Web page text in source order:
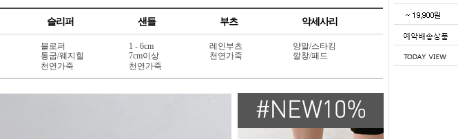
1 코코썸 슬리퍼 4cm (715V11)
뮤이즈 히든굽 슬리퍼 4cm (702V13)
소프라 속굽 슬리퍼 4cm (417V9)
[OMPHALOS] 미농 히든굽 슬리퍼 4cm (731V8)
슬리퍼 샌들 부츠 악세사리
블로퍼
통굽/웨지힐
천연가죽
1 - 6cm
7cm이상
천연가죽
레인부츠
천연가죽
양말/스타킹
깔창/패드